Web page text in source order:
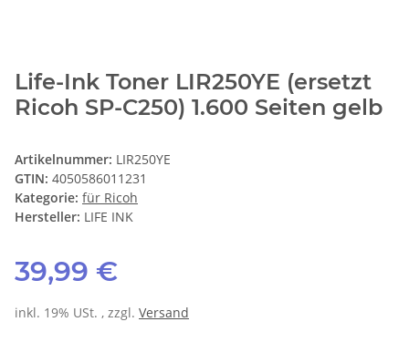
Life-Ink Toner LIR250YE (ersetzt
Ricoh SP-C250) 1.600 Seiten gelb
Artikelnummer: LIR250YE
GTIN: 4050586011231
Kategorie: für Ricoh
Hersteller: LIFE INK
39,99 €
inkl. 19% USt. , zzgl. Versand